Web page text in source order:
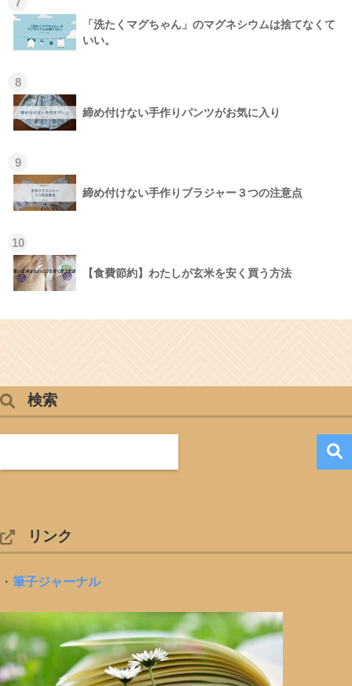
「洗たくマグちゃん」のマグネシウムは捨てなくて
いい。
8
締め付けない手作りパンツがお気に入り
9
締め付けない手作りブラジャー３つの注意点
10
【食費節約】わたしが玄米を安く買う方法
検索
リンク
・ 筆子ジャーナル